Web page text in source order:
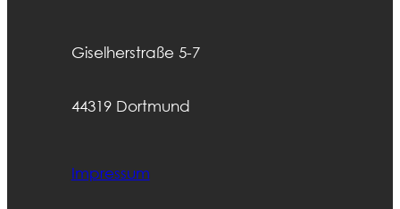
Giselherstraße 5-7
44319 Dortmund
Impressum